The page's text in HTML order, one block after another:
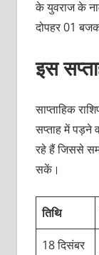
के युवराज के
दोपहर 01
इस
साप्ताहिक
सप्ताह में पड़ने
रहे हैं जिससे
सकें।
तिथि
18 दिसंबर